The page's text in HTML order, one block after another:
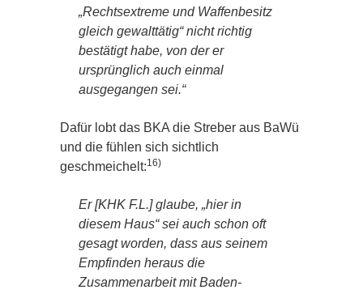
„Rechtsextreme und Waffenbesitz
gleich gewalttätig“ nicht richtig
bestätigt habe, von der er
ursprünglich auch einmal
ausgegangen sei.“
Dafür lobt das BKA die Streber aus BaWü
und die fühlen sich sichtlich
geschmeichelt:16)
Er [KHK F.L.] glaube, „hier in
diesem Haus“ sei auch schon oft
gesagt worden, dass aus seinem
Empfinden heraus die
Zusammenarbeit mit Baden-